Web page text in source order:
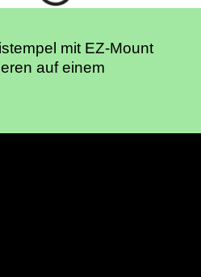
mit EZ-Mount
auf einem